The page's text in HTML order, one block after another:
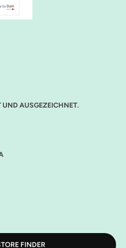
UND AUSGEZEICHNET.
FINDER